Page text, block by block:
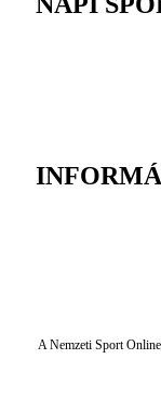
A Nemzeti Sport